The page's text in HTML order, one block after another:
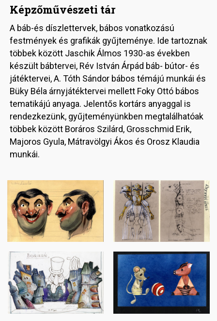
Képzőművészeti tár
A báb-és díszlettervek, bábos vonatkozású
festmények és grafikák gyűjteménye. Ide tartoznak
többek között Jaschik Álmos 1930-as években
készült bábtervei, Rév István Árpád báb- bútor- és
játéktervei, A. Tóth Sándor bábos témájú munkái és
Büky Béla árnyjátéktervei mellett Foky Ottó bábos
tematikájú anyaga. Jelentős kortárs anyaggal is
rendezkezünk, gyűjteményünkben megtalálhatóak
többek között Boráros Szilárd, Grosschmid Erik,
Majoros Gyula, Mátravölgyi Ákos és Orosz Klaudia
munkái.
Image Image
Image Image